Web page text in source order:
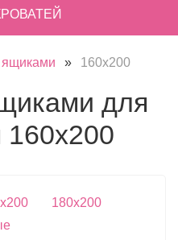
ящиками » 160х200
для
160х200
180х200